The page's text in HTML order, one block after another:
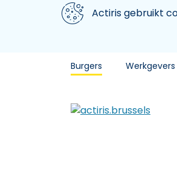
Aller au contenu principal
We gebruiken cookiesActiris gebruikt
Burgers Werkgevers